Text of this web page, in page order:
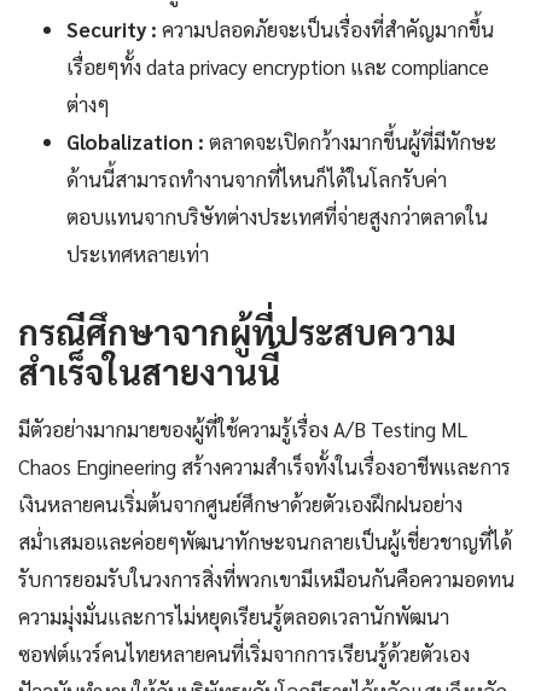
Security : ความปลอดภัยจะเป็นเรื่องที่สำคัญมากขึ้น
เรื่อยๆทั้ง data privacy encryption และ compliance
ต่างๆ
Globalization : ตลาดจะเปิดกว้างมากขึ้นผู้ที่มีทักษะ
ด้านนี้สามารถทำงานจากที่ไหนก็ได้ในโลกรับค่า
ตอบแทนจากบริษัทต่างประเทศที่จ่ายสูงกว่าตลาดใน
ประเทศหลายเท่า
กรณีศึกษาจากผู้ที่ประสบความ
สำเร็จในสายงานนี้
มีตัวอย่างมากมายของผู้ที่ใช้ความรู้เรื่อง A/B Testing ML
Chaos Engineering สร้างความสำเร็จทั้งในเรื่องอาชีพและการ
เงินหลายคนเริ่มต้นจากศูนย์ศึกษาด้วยตัวเองฝึกฝนอย่าง
สม่ำเสมอและค่อยๆพัฒนาทักษะจนกลายเป็นผู้เชี่ยวชาญที่ได้
รับการยอมรับในวงการสิ่งที่พวกเขามีเหมือนกันคือความอดทน
ความมุ่งมั่นและการไม่หยุดเรียนรู้ตลอดเวลานักพัฒนา
ซอฟต์แวร์คนไทยหลายคนที่เริ่มจากการเรียนรู้ด้วยตัวเอง